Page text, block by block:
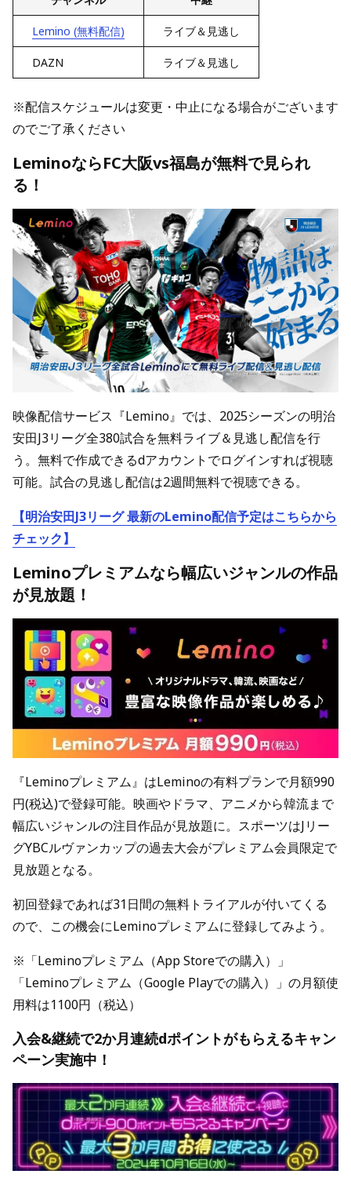
Lemino (無料配信) ライブ＆見逃し
DAZN ライブ＆見逃し
※配信スケジュールは変更・中止になる場合がございます
のでご了承ください
LeminoならFC大阪vs福島が無料で見られ
る！
映像配信サービス『Lemino』では、2025シーズンの明治
安田J3リーグ全380試合を無料ライブ＆見逃し配信を行
う。無料で作成できるdアカウントでログインすれば視聴
可能。試合の見逃し配信は2週間無料で視聴できる。
【明治安田J3リーグ 最新のLemino配信予定はこちらから
チェック】
Leminoプレミアムなら幅広いジャンルの作品
が見放題！
『Leminoプレミアム』はLeminoの有料プランで月額990
円(税込)で登録可能。映画やドラマ、アニメから韓流まで
幅広いジャンルの注目作品が見放題に。スポーツはJリー
グYBCルヴァンカップの過去大会がプレミアム会員限定で
見放題となる。
初回登録であれば31日間の無料トライアルが付いてくる
ので、この機会にLeminoプレミアムに登録してみよう。
※「Leminoプレミアム（App Storeでの購入）」
「Leminoプレミアム（Google Playでの購入）」の月額使
用料は1100円（税込）
入会&継続で2か月連続dポイントがもらえるキャン
ペーン実施中！